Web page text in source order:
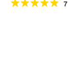
7